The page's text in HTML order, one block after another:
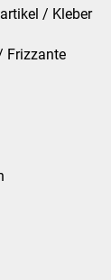
/ Kleber
Frizzante